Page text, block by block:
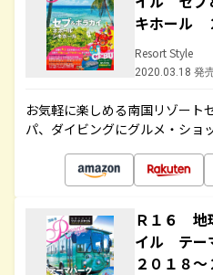
キホール
Resort Style
2020.03.18 発
お気軽に楽しめる南国リゾート
パ、ダイビングにグルメ・ショ
Ｒ１６ 地
イル テー
２０１８～